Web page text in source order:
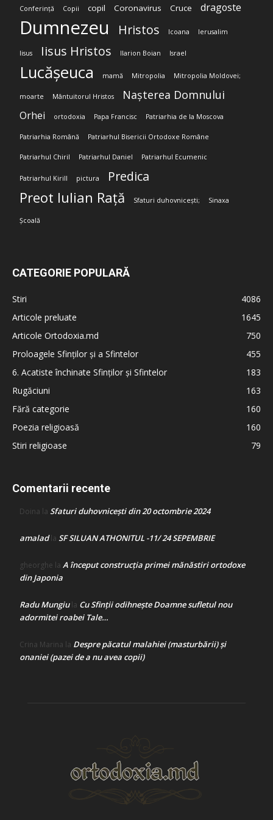
Conferință Copii copil Coronavirus Cruce dragoste
Dumnezeu Hristos Icoana Ierusalim
Iisus Iisus Hristos Ilarion Boian Israel
Lucășeuca mamă Mitropolia Mitropolia Moldovei;
moarte Mântuitorul Hristos Nașterea Domnului
Orhei ortodoxia Papa Francisc Patriarhia de la Moscova
Patriarhia Română Patriarhul Bisericii Ortodoxe Române
Patriarhul Chiril Patriarhul Daniel Patriarhul Ecumenic
Patriarhul Kirill pictura Predica
Preot Iulian Rață Sfaturi duhovnicești; Sinaxa
Școală
CATEGORIE POPULARĂ
Stiri
4086
Articole preluate
1645
Articole Ortodoxia.md
750
Proloagele Sfinților și a Sfintelor
455
6. Acatiste închinate Sfinților și Sfintelor
183
Rugăciuni
163
Fără categorie
160
Poezia religioasă
160
Stiri religioase
79
Comentarii recente
Doina la Sfaturi duhovnicești din 20 octombrie 2024
amaladla SF SILUAN ATHONITUL -11/ 24 SEPEMBRIE
gheorghe la A început construcţia primei mănăstiri ortodoxe
din Japonia
Radu Mungiula Cu Sfinții odihnește Doamne sufletul nou
adormitei roabei Tale…
Crina Marina la Despre păcatul malahiei (masturbării) şi
onaniei (pazei de a nu avea copii)